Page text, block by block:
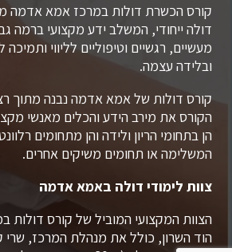
קורס הכשרת דולות במרכז אמא אדמה
דולה ייחודי, המשלב ידע מקצועי ברמה
מעשיים, רגשיים וטיפוליים לליווי
ובלידה עצמה.
קורס דולות של אמא אדמה נבנה מתוך
הקורס את מירב הידע והכלים מאנשי
הן בתחומי הריון ולידה והן מתחומים
המשלימה או תחומים משיקים אחרים.
צוות לימודי דולה באמא אדמה
הצוות המקצועי המוביל של קורס
הוד השרון, כולל את מנהלת המרכז, שרי